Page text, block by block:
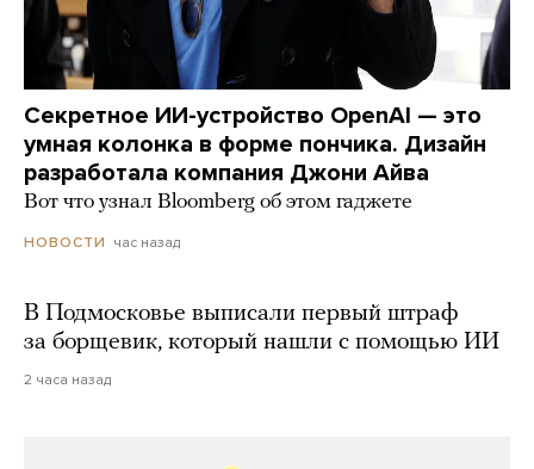
Секретное ИИ-устройство OpenAI — это
умная колонка в форме пончика. Дизайн
разработала компания Джони Айва
Вот что узнал Bloomberg об этом гаджете
НОВОСТИ час назад
В Подмосковье выписали первый штраф
за борщевик, который нашли с помощью ИИ
2 часа назад